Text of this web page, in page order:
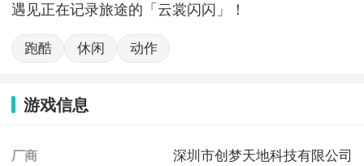
遇见正在记录旅途的「云裳闪闪」！
跑酷 休闲 动作
游戏信息
厂商 深圳市创梦天地科技有限公司